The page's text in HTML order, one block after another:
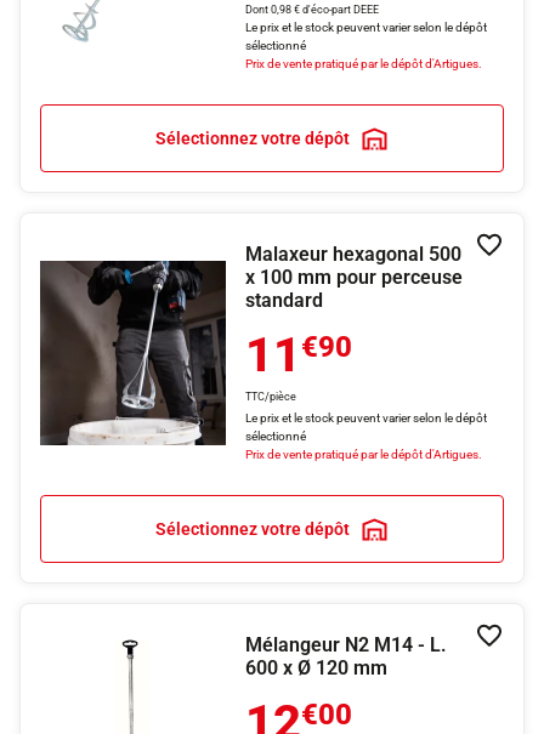
Dont 0,98 € d'éco-part DEEE
Le prix et le stock peuvent varier selon le dépôt
sélectionné
Prix de vente pratiqué par le dépôt d'Artigues.
Sélectionnez votre dépôt
Malaxeur hexagonal 500
x 100 mm pour perceuse
standard
11 €90
TTC/pièce
Le prix et le stock peuvent varier selon le dépôt
sélectionné
Prix de vente pratiqué par le dépôt d'Artigues.
Sélectionnez votre dépôt
Mélangeur N2 M14 - L.
600 x Ø 120 mm
12€00